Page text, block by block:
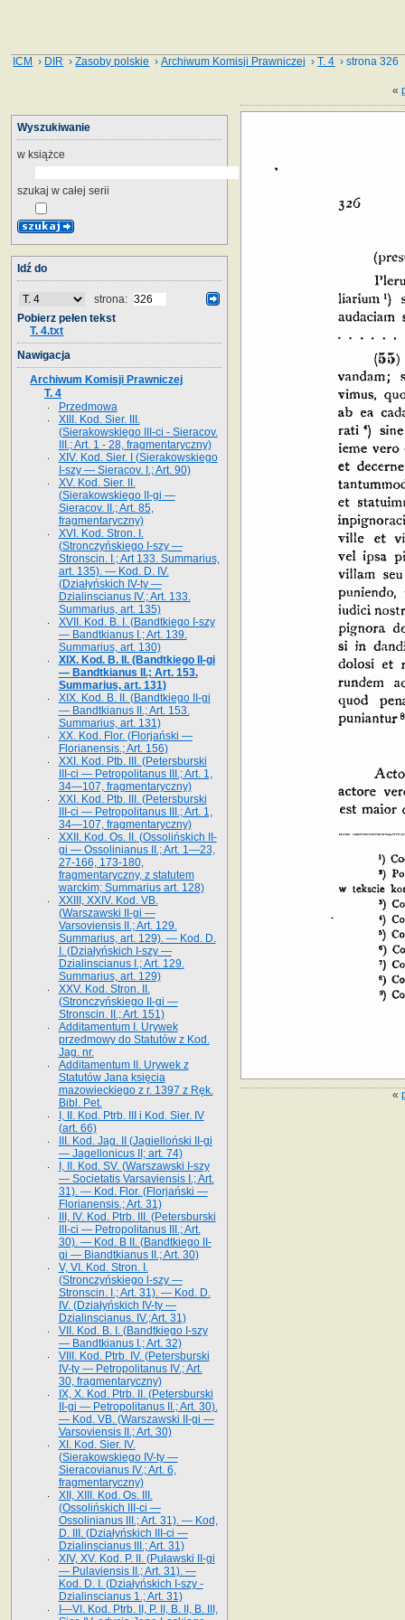
ICM › DIR ›Zasoby polskie ›Archiwum Komisji Prawniczej ›T. 4 › strona 326
«
«
Wyszukiwanie
w książce
szukaj w całej serii
Idź do
strona:
Pobierz pełen tekst
T. 4.txt
Nawigacja
Archiwum Komisji Prawniczej
T. 4
Przedmowa
XIII. Kod. Sier. III.
(Sierakowskiego III-ci - Sieracov.
III.; Art. 1 - 28, fragmentaryczny)
XIV. Kod. Sier. I (Sierakowskiego
I-szy — Sieracov. I.; Art. 90)
XV. Kod. Sier. II.
(Sierakowskiego II-gi —
Sieracov. II.; Art. 85,
fragmentaryczny)
XVI. Kod. Stron. I.
(Stronczyńskiego I-szy —
Stronscin. I.; Art 133. Summarius,
art. 135). — Kod. D. IV.
(Działyńskich IV-ty —
Dzialinscianus IV.; Art. 133.
Summarius, art. 135)
XVII. Kod. B. I. (Bandtkiego I-szy
— Bandtkianus I.; Art. 139.
Summarius, art. 130)
XIX. Kod. B. II. (Bandtkiego II-gi
— Bandtkianus II.; Art. 153.
Summarius, art. 131)
XIX. Kod. B. II. (Bandtkiego II-gi
— Bandtkianus II.; Art. 153.
Summarius, art. 131)
XX. Kod. Flor. (Florjański —
Florianensis.; Art. 156)
XXI. Kod. Ptb. III. (Petersburski
III-ci — Petropolitanus III.; Art. 1,
34—107, fragmentaryczny)
XXI. Kod. Ptb. III. (Petersburski
III-ci — Petropolitanus III.; Art. 1,
34—107, fragmentaryczny)
XXII. Kod. Os. II. (Ossolińskich II-
gi — Ossolinianus II.; Art. 1—23,
27-166, 173-180,
fragmentaryczny, z statutem
warckim; Summarius art. 128)
XXIII, XXIV. Kod. VB.
(Warszawski II-gi —
Varsoviensis II.; Art. 129.
Summarius, art. 129). — Kod. D.
I. (Działyńskich I-szy —
Dzialinscianus I.; Art. 129.
Summarius, art. 129)
XXV. Kod. Stron. II.
(Stronczyńskiego II-gi —
Stronscin. II.; Art. 151)
Additamentum I. Urywek
przedmowy do Statutów z Kod.
Jag. nr.
Additamentum II. Urywek z
Statutów Jana księcia
mazowieckiego z r. 1397 z Ręk.
Bibl. Pet.
I, II. Kod. Ptrb. III i Kod. Sier. IV
(art. 66)
III. Kod. Jag. II (Jagielloński II-gi
— Jagellonicus II; art. 74)
I, II. Kod. SV. (Warszawski I-szy
— Societatis Varsaviensis I.; Art.
31). — Kod. Flor. (Florjański —
Florianensis.; Art. 31)
III, IV. Kod. Ptrb. III. (Petersburski
III-ci — Petropolitanus III.; Art.
30). — Kod. B II. (Bandtkiego II-
gi — Biandtkianus II.; Art. 30)
V, VI. Kod. Stron. I.
(Stronczyńskiego l-szy —
Stronscin. I.; Art. 31). — Kod. D.
IV. (Działyńskich IV-ty —
Dzialinscianus. IV.;Art. 31)
VII. Kod. B. I. (Bandtkiego I-szy
— Bandtkianus I.; Art. 32)
VIII. Kod. Ptrb. IV. (Petersburski
IV-ty — Petropolitanus IV.; Art.
30, fragmentaryczny)
IX, X. Kod. Ptrb. II. (Petersburski
II-gi — Petropolitanus II.; Art. 30).
— Kod. VB. (Warszawski II-gi —
Varsoviensis II.; Art. 30)
XI. Kod. Sier. IV.
(Sierakowskiego IV-ty —
Sieracovianus IV.; Art. 6,
fragmentaryczny)
XII, XIII. Kod. Os. III.
(Ossolińskich III-ci —
Ossolinianus III.; Art. 31). — Kod,
D. III. (Działyńskich III-ci —
Dzialinscianus III.; Art. 31)
XIV, XV. Kod. P. II. (Puławski II-gi
— Pulaviensis II.; Art. 31). —
Kod. D. I. (Działyńskich I-szy -
Dzialinscianus 1.; Art. 31)
I—VI. Kod. Ptrb. II, P. II, B. II, B. III,